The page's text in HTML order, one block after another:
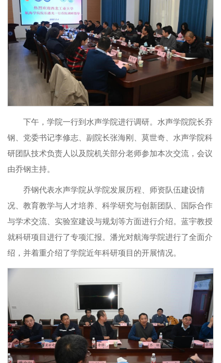
下午，学院一行到水声学院进行调研。水声学院院长乔
钢、党委书记李修志、副院长张海刚、莫世奇、水声学院科
研团队技术负责人以及院机关部分老师参加本次交流，会议
由乔钢主持。
乔钢代表水声学院从学院发展历程、师资队伍建设情
况、教育教学与人才培养、科学研究与创新团队、国际合作
与学术交流、实验室建设与规划等方面进行介绍。蓝宇教授
就科研项目进行了专项汇报。潘光对航海学院进行了全面介
绍，并着重介绍了学院近年科研项目的开展情况。